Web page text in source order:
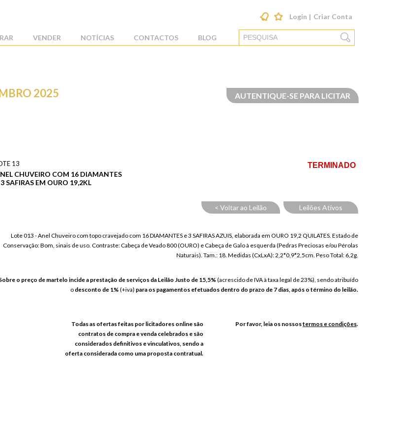
Login Criar Conta
VENDER NOTÍCIAS CONTACTOS BLOG
AUTENTIQUE-SE PARA LICITAR
2025
13
CHUVEIRO COM 16 DIAMANTES
3 SAFIRAS EM OURO 19,2KL
TERMINADO
< Voltar ao Leilão Leilões Ativos
Lote 013 - Anel Chuveiro com topo cravejado com 16 DIAMANTES e 3 SAFIRAS AZUIS, elaborada em OURO 19,2 QUILATES. Estado de
Conservação: Bom, sinais de uso. Contraste: Cabeça de Veado 800 (OURO) e Cabeça de Galo à esquerda (Pedras Preciosas e/ou Pérolas
Naturais). Tam.: 18. Medidas (CxLxA): 2,2*0,9*2,5cm. Peso Total: 6,2g.
o preço de martelo incide a prestação de serviços da Leilão Justo de 15,5% (acrescido de IVA à taxa legal de 23%), sendo atribuído
o desconto de 1% (+iva) para os pagamentos efetuados dentro do prazo de 7 dias, após o término do leilão.
Todas as ofertas feitas por licitadores online são
contratos de compra e venda celebrados e são
considerados definitivos e vinculativos, sendo a
oferta considerada como uma proposta contratual.
Por favor, leia os nossostermos e condições.